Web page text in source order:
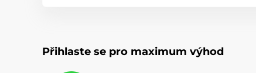
Přihlaste se pro maximum výhod